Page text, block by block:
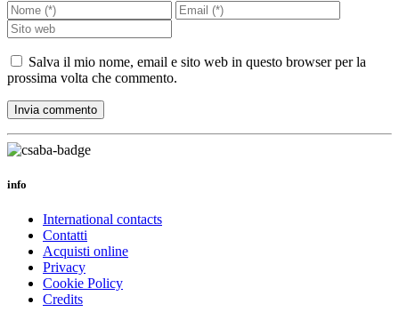
Salva il mio nome, email e sito web in questo browser per la
prossima volta che commento.
info
International contacts
Contatti
Acquisti online
Privacy
Cookie Policy
Credits